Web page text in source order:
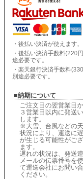
・後払い決済が使えます。
・後払い決済手数料(220
途必要です。
・楽天銀行決済手数料
別途必要です。
■納期について
ご注文日の翌営業日
３営業日以内に発送
します。
※大雪、台風などの
状況により、 運送に
が生じる可能性がご
ます。
遅れの状況は、 発送
メールの伝票番号を
て運送会社にお問い
ください。